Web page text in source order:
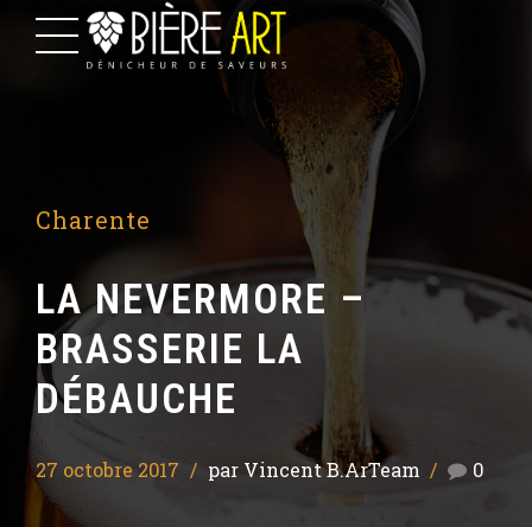
Charente
LA NEVERMORE –
BRASSERIE LA
DÉBAUCHE
27 octobre 2017 par Vincent B.ArTeam 0